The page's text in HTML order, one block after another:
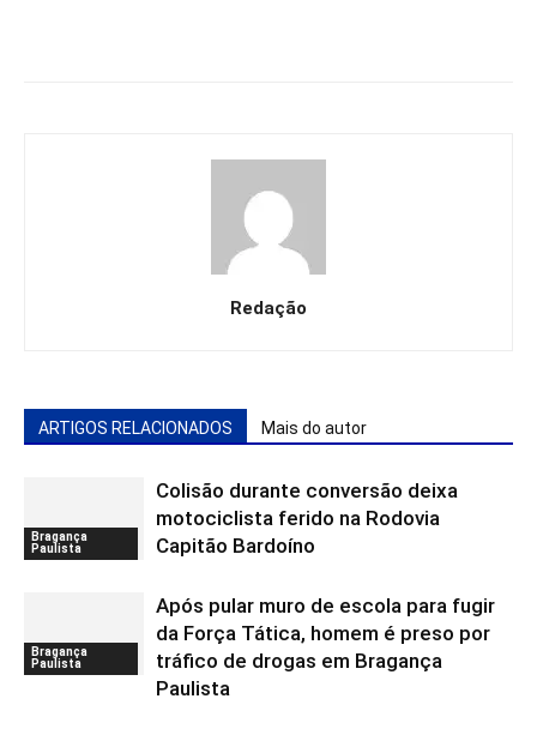
Redação
ARTIGOS RELACIONADOS Mais do autor
Bragança
Paulista
Colisão durante conversão deixa
motociclista ferido na Rodovia
Capitão Bardoíno
Bragança
Paulista
Após pular muro de escola para fugir
da Força Tática, homem é preso por
tráfico de drogas em Bragança
Paulista